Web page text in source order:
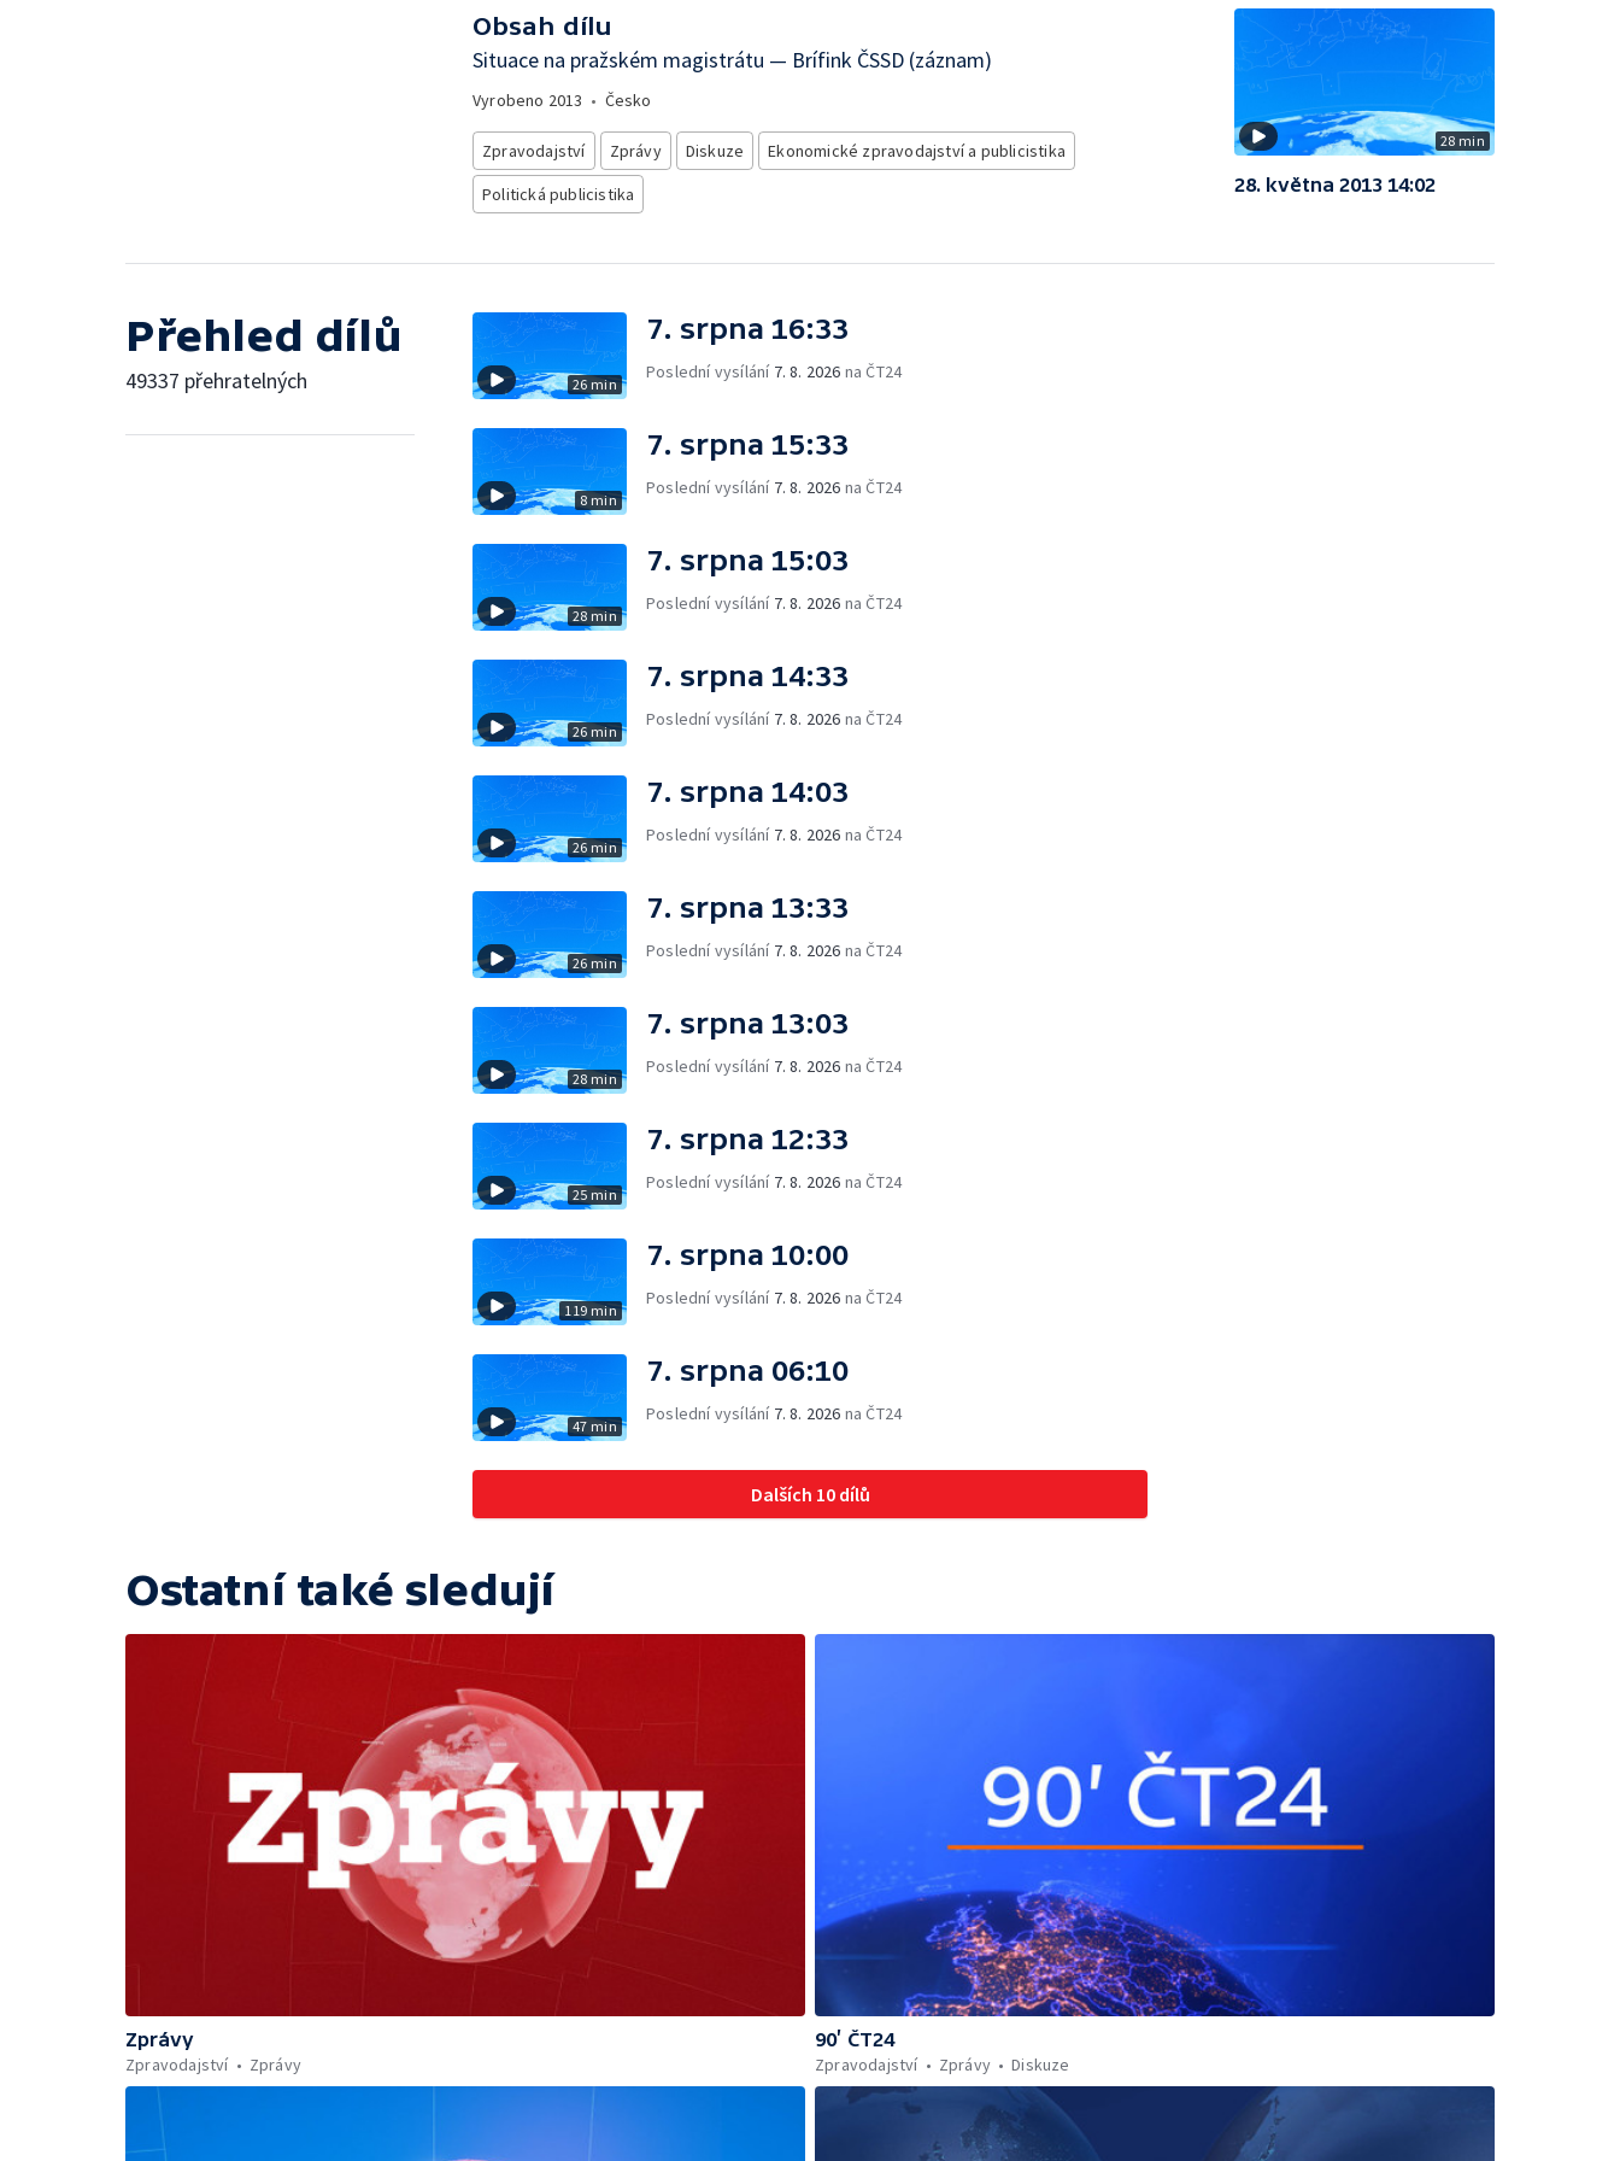
Obsah dílu
Situace na pražském magistrátu — Brífink ČSSD (záznam)
Vyrobeno 2013 • Česko
Zpravodajství Zprávy Diskuze
Ekonomické zpravodajství a publicistika
Politická publicistika
28 min
28. května 2013 14:02
Přehled dílů
49337 přehratelných 26 min
7. srpna 16:33
Poslední vysílání 7. 8. 2026 na ČT24
8 min
7. srpna 15:33
Poslední vysílání 7. 8. 2026 na ČT24
28 min
7. srpna 15:03
Poslední vysílání 7. 8. 2026 na ČT24
26 min
7. srpna 14:33
Poslední vysílání 7. 8. 2026 na ČT24
26 min
7. srpna 14:03
Poslední vysílání 7. 8. 2026 na ČT24
26 min
7. srpna 13:33
Poslední vysílání 7. 8. 2026 na ČT24
28 min
7. srpna 13:03
Poslední vysílání 7. 8. 2026 na ČT24
25 min
7. srpna 12:33
Poslední vysílání 7. 8. 2026 na ČT24
119 min
7. srpna 10:00
Poslední vysílání 7. 8. 2026 na ČT24
47 min
7. srpna 06:10
Poslední vysílání 7. 8. 2026 na ČT24
Dalších 10 dílů
Ostatní také sledují
Zprávy
Zpravodajství
Zprávy
90’ ČT24
Zpravodajství
Zprávy Diskuze